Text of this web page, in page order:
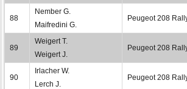
88
Nember G.
Maifredini G.
Peugeot 208
89
Weigert T.
Weigert J.
Peugeot 208
90
Irlacher W.
Lerch J.
Peugeot 208